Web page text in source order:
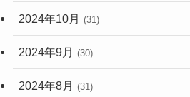
2024年10月 (31)
2024年9月 (30)
2024年8月 (31)